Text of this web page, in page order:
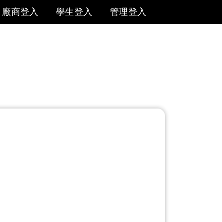
廠商登入 學生登入 管理登入